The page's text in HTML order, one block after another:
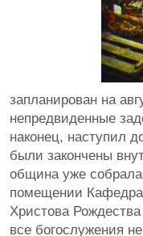
запланирован на
непредвиденные
наконец, наступил
были закончены
община уже
помещении
Христова Рождества
все богослужения